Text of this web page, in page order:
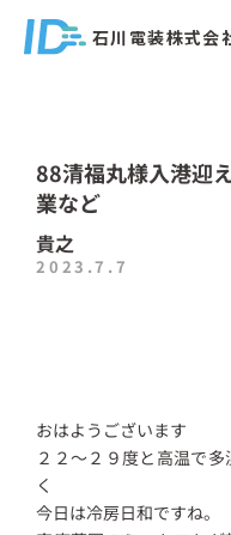
石川電装株式会
88清福丸様入港迎
業など
貴之
2023.7.7
おはようございます
２２～２９度と高温で
く
今日は冷房日和ですね。